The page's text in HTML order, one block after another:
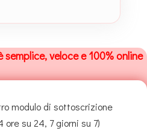
semplice, veloce e 100% online
modulo di sottoscrizione
ore su 24, 7 giorni su 7)